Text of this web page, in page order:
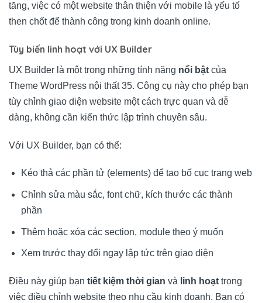
tăng, việc có một website thân thiện với mobile là yếu tố
then chốt để thành công trong kinh doanh online.
Tùy biến linh hoạt với UX Builder
UX Builder là một trong những tính năng nổi bật của
Theme WordPress nội thất 35. Công cụ này cho phép bạn
tùy chỉnh giao diện website một cách trực quan và dễ
dàng, không cần kiến thức lập trình chuyên sâu.
Với UX Builder, bạn có thể:
Kéo thả các phần tử (elements) để tạo bố cục trang web
Chỉnh sửa màu sắc, font chữ, kích thước các thành
phần
Thêm hoặc xóa các section, module theo ý muốn
Xem trước thay đổi ngay lập tức trên giao diện
Điều này giúp bạn tiết kiệm thời gian và linh hoạt trong
việc điều chỉnh website theo nhu cầu kinh doanh. Bạn có